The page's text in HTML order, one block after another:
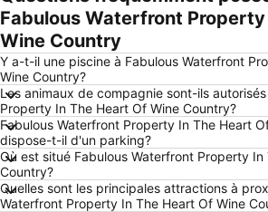
Fabulous Waterfront
Wine Country
Y a-t-il une piscine à Fabulous Waterfront
Wine Country?
Les animaux de compagnie sont-ils
Property In The Heart Of Wine Country?
Fabulous Waterfront Property In The Heart
dispose-t-il d'un parking?
Où est situé Fabulous Waterfront Property In
Country?
Quelles sont les principales attractions à
Waterfront Property In The Heart Of Wine